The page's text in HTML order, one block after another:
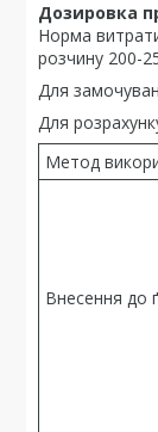
Дозировка
Норма
розчину 200-
Для
Для
Метод
Внесення до